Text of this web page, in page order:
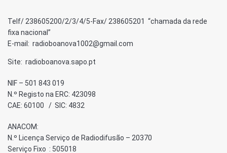
Telf/ 238605200/2/3/4/5-Fax/ 238605201 “chamada da rede
fixa nacional”
E-mail: radioboanova1002@gmail.com
Site: radioboanova.sapo.pt
NIF – 501 843 019
N.º Registo na ERC: 423098
CAE: 60100 / SIC: 4832
ANACOM:
N.º Licença Serviço de Radiodifusão – 20370
Serviço Fixo : 505018